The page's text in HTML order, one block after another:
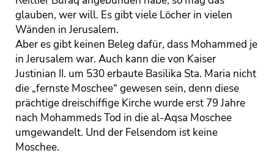
glauben, wer will. Es gibt viele Löcher in vielen
Wänden in Jerusalem.
Aber es gibt keinen Beleg dafür, dass Mohammed je
in Jerusalem war. Auch kann die von Kaiser
Justinian II. um 530 erbaute Basilika Sta. Maria nicht
die „fernste Moschee“ gewesen sein, denn diese
prächtige dreischiffige Kirche wurde erst 79 Jahre
nach Mohammeds Tod in die al-Aqsa Moschee
umgewandelt. Und der Felsendom ist keine
Moschee.